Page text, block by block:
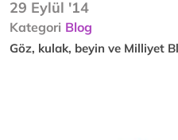
29 Eylül '14
Kategori Blog
Göz, kulak, beyin ve Milliyet